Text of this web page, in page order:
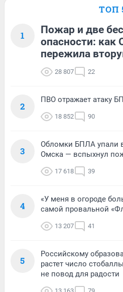
ТОП
1
Пожар и две
опасности: как
пережила
28 807 22
2
ПВО отражает атаку
18 852 90
3
Обломки БПЛА упали
Омска — вспыхнул
17 618 39
4
«У меня в огороде
самой провальной
13 207 41
5
Российскому
растет число
не повод для радости